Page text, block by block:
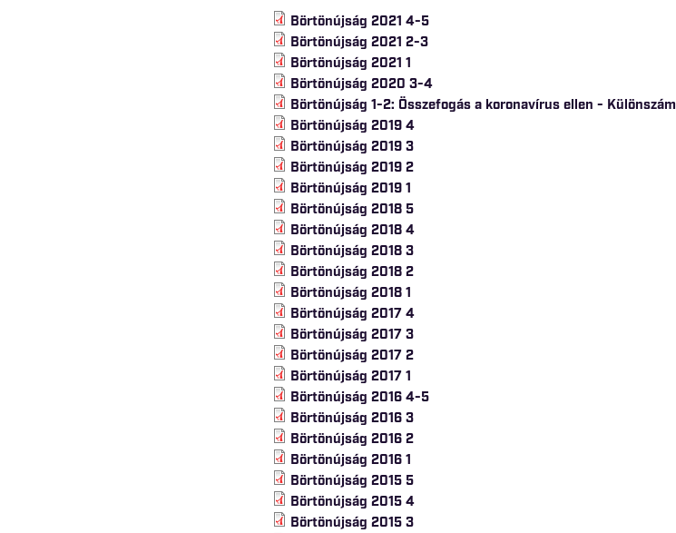
Börtönújság 2021 4-5
Börtönújság 2021 2-3
Börtönújság 2021 1
Börtönújság 2020 3-4
Börtönújság 1-2: Összefogás a koronavírus ellen - Különszám
Börtönújság 2019 4
Börtönújság 2019 3
Börtönújság 2019 2
Börtönújság 2019 1
Börtönújság 2018 5
Börtönújság 2018 4
Börtönújság 2018 3
Börtönújság 2018 2
Börtönújság 2018 1
Börtönújság 2017 4
Börtönújság 2017 3
Börtönújság 2017 2
Börtönújság 2017 1
Börtönújság 2016 4-5
Börtönújság 2016 3
Börtönújság 2016 2
Börtönújság 2016 1
Börtönújság 2015 5
Börtönújság 2015 4
Börtönújság 2015 3